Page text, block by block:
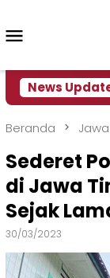
konten
News
Jember
Beranda
Sederet
di Jawa
Sejak
30/03/2023